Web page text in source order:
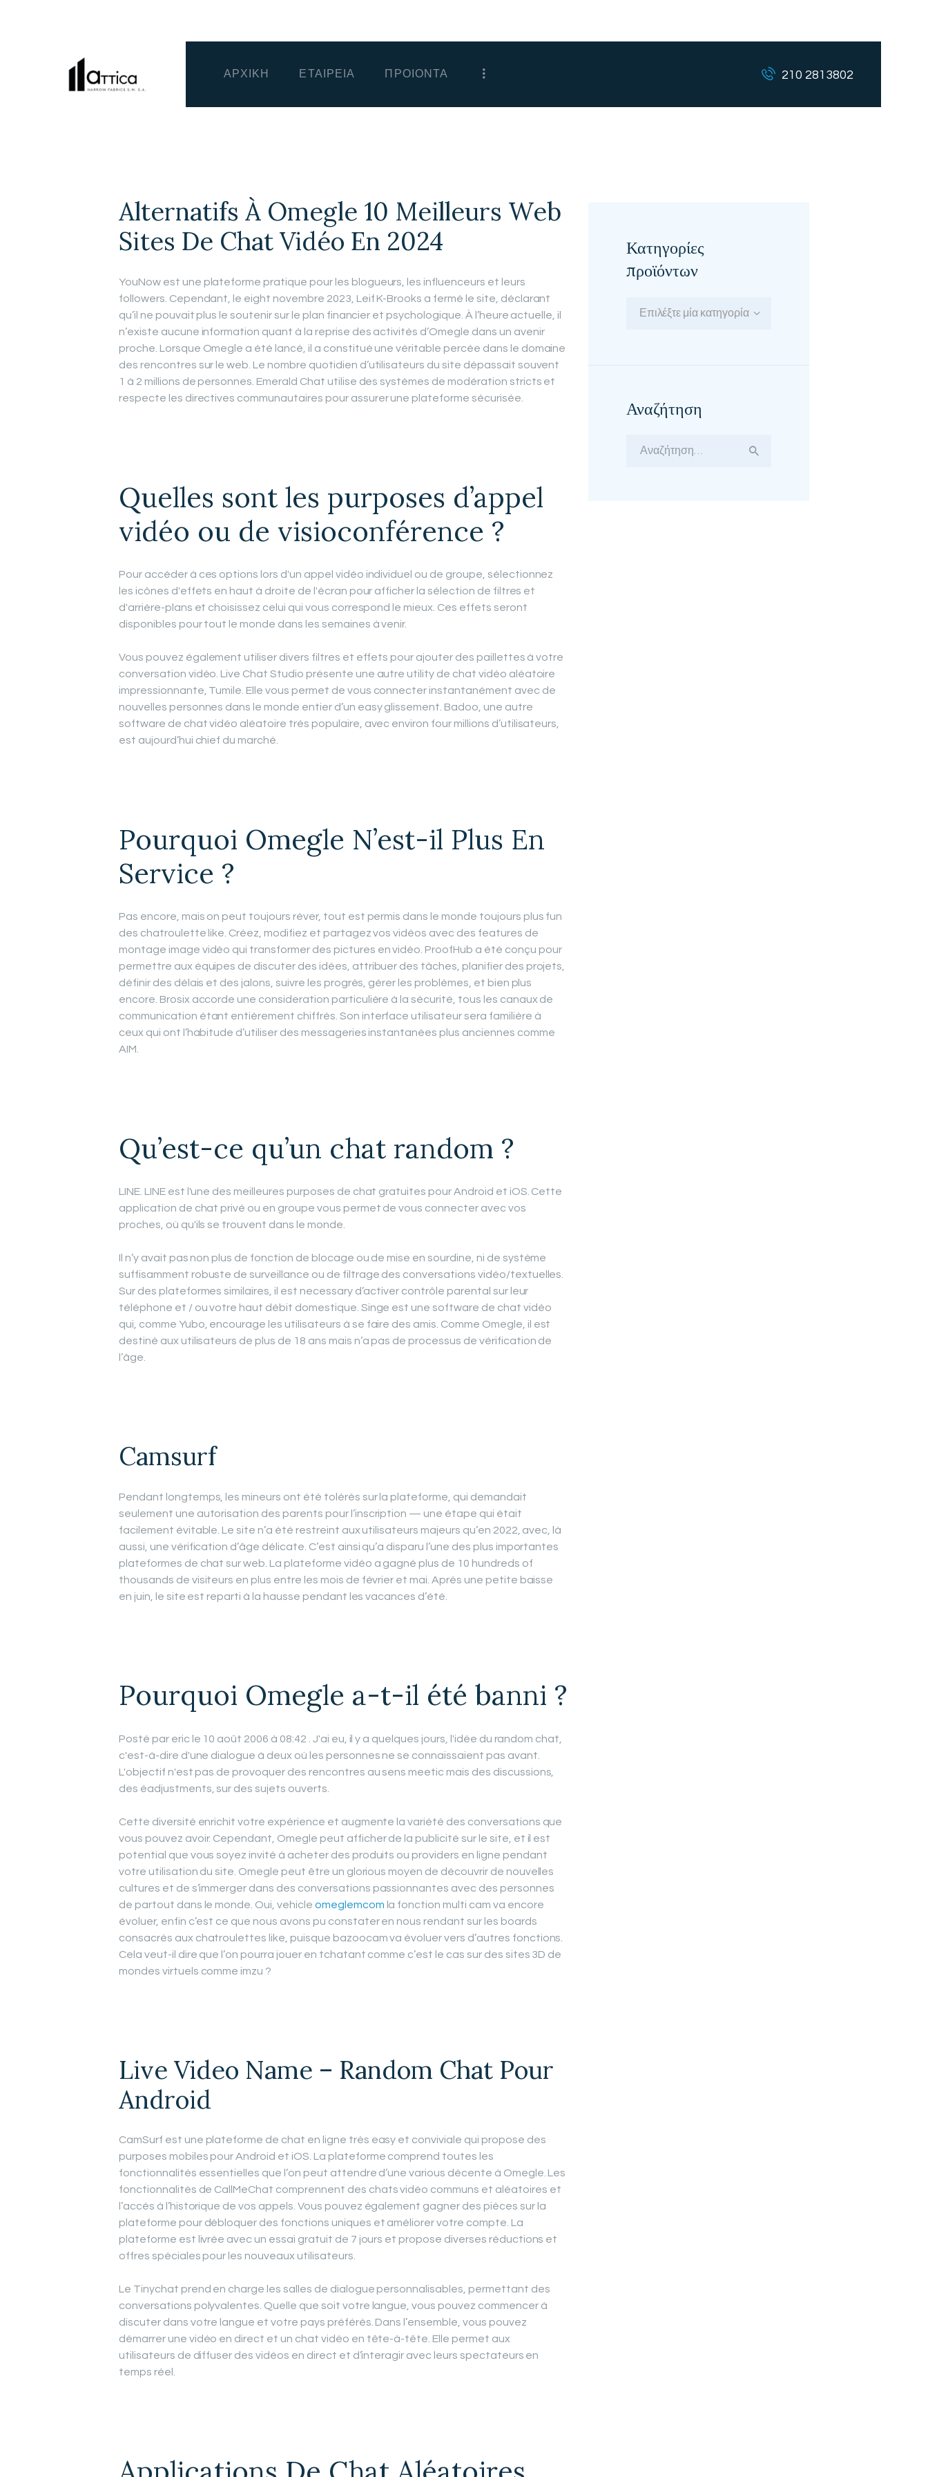
ΑΡΧΙΚΗ ΕΤΑΙΡΕΙΑ ΠΡΟΙΟΝΤΑ 210 2813802
Alternatifs À Omegle 10 Meilleurs Web
Sites De Chat Vidéo En 2024
YouNow est une plateforme pratique pour les blogueurs, les influenceurs et leurs
followers. Cependant, le eight novembre 2023, Leif K-Brooks a fermé le site, déclarant
qu’il ne pouvait plus le soutenir sur le plan financier et psychologique. À l’heure actuelle, il
n’existe aucune information quant à la reprise des activités d’Omegle dans un avenir
proche. Lorsque Omegle a été lancé, il a constitué une véritable percée dans le domaine
des rencontres sur le web. Le nombre quotidien d’utilisateurs du site dépassait souvent
1 à 2 millions de personnes. Emerald Chat utilise des systèmes de modération stricts et
respecte les directives communautaires pour assurer une plateforme sécurisée.
Quelles sont les purposes d’appel
vidéo ou de visioconférence ?
Pour accéder à ces options lors d'un appel vidéo individuel ou de groupe, sélectionnez
les icônes d'effets en haut à droite de l'écran pour afficher la sélection de filtres et
d'arrière-plans et choisissez celui qui vous correspond le mieux. Ces effets seront
disponibles pour tout le monde dans les semaines à venir.
Vous pouvez également utiliser divers filtres et effets pour ajouter des paillettes à votre
conversation vidéo. Live Chat Studio présente une autre utility de chat vidéo aléatoire
impressionnante, Tumile. Elle vous permet de vous connecter instantanément avec de
nouvelles personnes dans le monde entier d’un easy glissement. Badoo, une autre
software de chat vidéo aléatoire très populaire, avec environ four millions d’utilisateurs,
est aujourd’hui chief du marché.
Pourquoi Omegle N’est-il Plus En
Service ?
Pas encore, mais on peut toujours réver, tout est permis dans le monde toujours plus fun
des chatroulette like. Créez, modifiez et partagez vos vidéos avec des features de
montage image vidéo qui transformer des pictures en vidéo. ProofHub a été conçu pour
permettre aux équipes de discuter des idées, attribuer des tâches, planifier des projets,
définir des délais et des jalons, suivre les progrès, gérer les problèmes, et bien plus
encore. Brosix accorde une consideration particulière à la sécurité, tous les canaux de
communication étant entièrement chiffrés. Son interface utilisateur sera familière à
ceux qui ont l’habitude d’utiliser des messageries instantanées plus anciennes comme
AIM.
Qu’est-ce qu’un chat random ?
LINE. LINE est l'une des meilleures purposes de chat gratuites pour Android et iOS. Cette
application de chat privé ou en groupe vous permet de vous connecter avec vos
proches, où qu'ils se trouvent dans le monde.
Il n’y avait pas non plus de fonction de blocage ou de mise en sourdine, ni de système
suffisamment robuste de surveillance ou de filtrage des conversations vidéo/textuelles.
Sur des plateformes similaires, il est necessary d’activer contrôle parental sur leur
téléphone et / ou votre haut débit domestique. Singe est une software de chat vidéo
qui, comme Yubo, encourage les utilisateurs à se faire des amis. Comme Omegle, il est
destiné aux utilisateurs de plus de 18 ans mais n’a pas de processus de vérification de
l’âge.
Camsurf
Pendant longtemps, les mineurs ont été tolérés sur la plateforme, qui demandait
seulement une autorisation des parents pour l’inscription — une étape qui était
facilement évitable. Le site n’a été restreint aux utilisateurs majeurs qu’en 2022, avec, là
aussi, une vérification d’âge délicate. C’est ainsi qu’a disparu l’une des plus importantes
plateformes de chat sur web. La plateforme vidéo a gagné plus de 10 hundreds of
thousands de visiteurs en plus entre les mois de février et mai. Après une petite baisse
en juin, le site est reparti à la hausse pendant les vacances d’été.
Pourquoi Omegle a-t-il été banni ?
Posté par eric le 10 août 2006 à 08:42 . J'ai eu, il y a quelques jours, l'idée du random chat,
c'est-à-dire d'une dialogue à deux où les personnes ne se connaissaient pas avant.
L'objectif n'est pas de provoquer des rencontres au sens meetic mais des discussions,
des éadjustments, sur des sujets ouverts.
Cette diversité enrichit votre expérience et augmente la variété des conversations que
vous pouvez avoir. Cependant, Omegle peut afficher de la publicité sur le site, et il est
potential que vous soyez invité à acheter des produits ou providers en ligne pendant
votre utilisation du site. Omegle peut être un glorious moyen de découvrir de nouvelles
cultures et de s’immerger dans des conversations passionnantes avec des personnes
de partout dans le monde. Oui, vehicle omeglemcom la fonction multi cam va encore
évoluer, enfin c’est ce que nous avons pu constater en nous rendant sur les boards
consacrés aux chatroulettes like, puisque bazoocam va évoluer vers d’autres fonctions.
Cela veut-il dire que l’on pourra jouer en tchatant comme c’est le cas sur des sites 3D de
mondes virtuels comme imzu ?
Live Video Name – Random Chat Pour
Android
CamSurf est une plateforme de chat en ligne très easy et conviviale qui propose des
purposes mobiles pour Android et iOS. La plateforme comprend toutes les
fonctionnalités essentielles que l’on peut attendre d’une various décente à Omegle. Les
fonctionnalités de CallMeChat comprennent des chats vidéo communs et aléatoires et
l’accès à l’historique de vos appels. Vous pouvez également gagner des pièces sur la
plateforme pour débloquer des fonctions uniques et améliorer votre compte. La
plateforme est livrée avec un essai gratuit de 7 jours et propose diverses réductions et
offres spéciales pour les nouveaux utilisateurs.
Le Tinychat prend en charge les salles de dialogue personnalisables, permettant des
conversations polyvalentes. Quelle que soit votre langue, vous pouvez commencer à
discuter dans votre langue et votre pays préférés. Dans l’ensemble, vous pouvez
démarrer une vidéo en direct et un chat vidéo en tête-à-tête. Elle permet aux
utilisateurs de diffuser des vidéos en direct et d’interagir avec leurs spectateurs en
temps réel.
Κατηγορίες
προϊόντων
Επιλέξτε μία κατηγορία
Αναζήτηση
Αναζήτηση